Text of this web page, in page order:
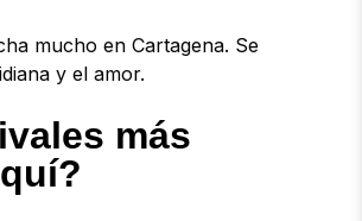
mucho en Cartagena. Se
y el amor.
más